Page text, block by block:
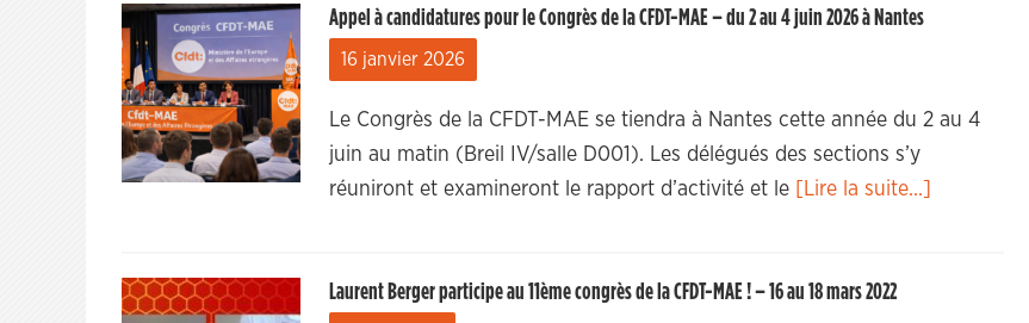
Appel à candidatures pour le Congrès de la CFDT-MAE – du 2 au 4 juin 2026 à Nantes
16 janvier 2026
Le Congrès de la CFDT-MAE se tiendra à Nantes cette année du 2 au 4
juin au matin (Breil IV/salle D001). Les délégués des sections s’y
réuniront et examineront le rapport d’activité et le
[Lire la suite...]
Laurent Berger participe au 11ème congrès de la CFDT-MAE ! – 16 au 18 mars 2022